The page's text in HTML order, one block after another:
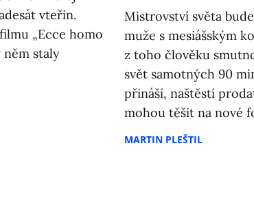
vteřin.
„Ecce homo
něm staly
Mistrovství světa
muže s mesiášským
z toho člověku
svět samotných 90
přináší, naštěstí
mohou těšit na nové
MARTIN PLEŠTIL